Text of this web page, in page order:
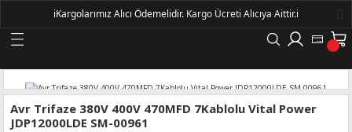
Geri Dön
Avr Trifaze 380V 400V 470MFD 7Kablolu Vital Power
JDP12000LDE SM-00961
ℹ️Kargolarımız Alıcı Ödemelidir. Kargo Ücreti Alıcıya Aittir.ℹ️